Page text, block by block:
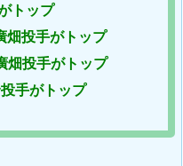
トップ
投手がトップ
投手がトップ
手がトップ